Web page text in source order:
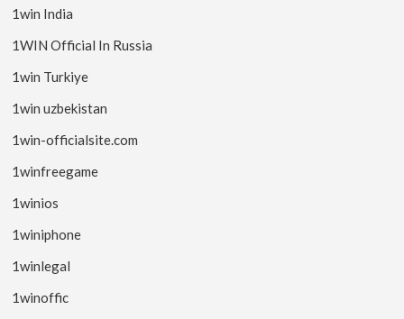
1win India
1WIN Official In Russia
1win Turkiye
1win uzbekistan
1win-officialsite.com
1winfreegame
1winios
1winiphone
1winlegal
1winoffic